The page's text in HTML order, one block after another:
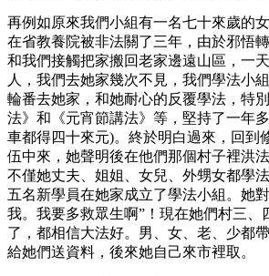
再例如原來我們小組有一名七十來歲的
在省教養院被非法關了三年，由於邪悟
和我們接觸把家搬回老家邊遠山區，一
人，我們去她家幾次不見，我們學法小
輪番去她家，和她耐心的反覆學法，特
法》和《元宵節講法》等，堅持了一年
車都得四十來元)。終於明白過來，回到
伍中來，她聲明後在他們那個村子裡洪
不僅她丈夫、姐姐、女兒、外甥女都學
五名新學員在她家成立了學法小組。她
我。我要多救眾生啊”！現在她們村三、
了，都相信大法好。男、女、老、少都
給她們送資料，後來她自己來市裡取。